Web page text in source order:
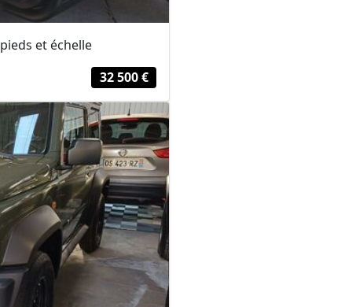
et échelle
32 500 €